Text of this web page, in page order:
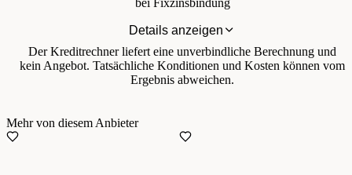
Details anzeigen
Der Kreditrechner liefert eine unverbindliche Berechnung und
kein Angebot. Tatsächliche Konditionen und Kosten können vom
Ergebnis abweichen.
Mehr von diesem Anbieter